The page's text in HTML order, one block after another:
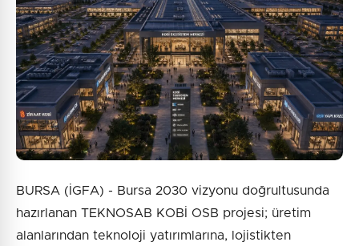
Gönder
BURSA (İGFA) - Bursa 2030 vizyonu doğrultusunda
hazırlanan TEKNOSAB KOBİ OSB projesi; üretim
alanlarından teknoloji yatırımlarına, lojistikten